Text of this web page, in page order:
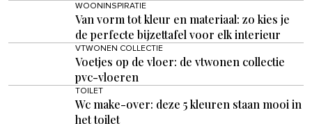
WOONINSPIRATIE
Van vorm tot kleur en materiaal: zo kies je
de perfecte bijzettafel voor elk interieur
VTWONEN COLLECTIE
Voetjes op de vloer: de vtwonen collectie
pvc-vloeren
TOILET
Wc make-over: deze 5 kleuren staan mooi in
het toilet